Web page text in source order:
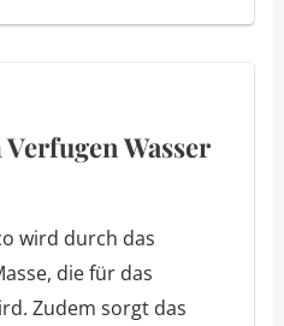
Wasser
wird durch das
die für das
Zudem sorgt das